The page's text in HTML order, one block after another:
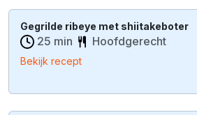
Gegrilde ribeye met shiitakeboter
25 min Hoofdgerecht
Bekijk recept